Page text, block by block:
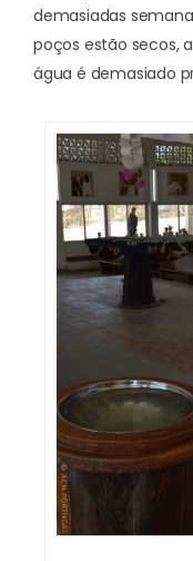
demasiadas
poços estão secos,
água é demasiado